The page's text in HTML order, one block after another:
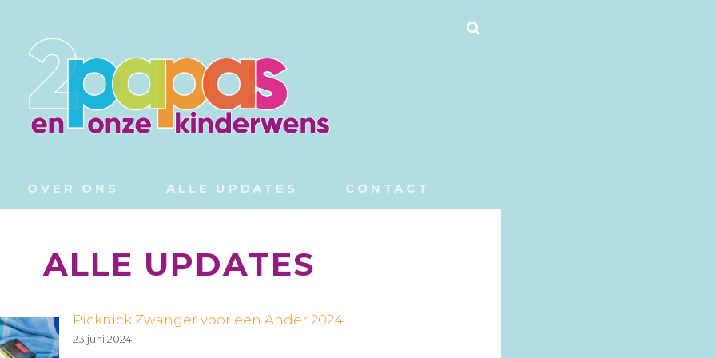
OVER ONS ALLE UPDATES CONTACT
ALLE UPDATES
Picknick Zwanger voor een Ander 2024
23 juni 2024